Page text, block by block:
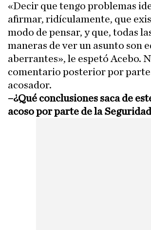
«Decir que tengo problemas
afirmar, ridículamente, que
modo de pensar, y que, todas
maneras de ver un asunto son
aberrantes», le espetó Acebo.
comentario posterior por parte
acosador.
–¿Qué conclusiones saca de
acoso por parte de la